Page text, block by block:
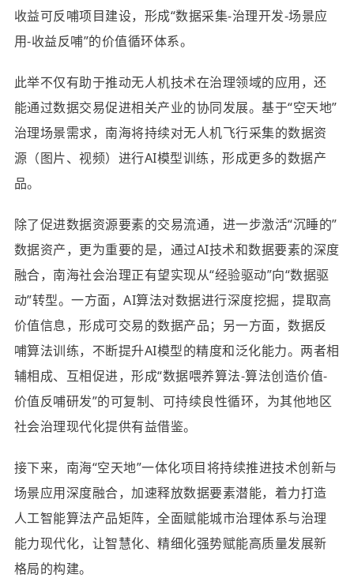
收益可反哺项目建设，形成“数据采集-治理开发-场景应
用-收益反哺”的价值循环体系。
此举不仅有助于推动无人机技术在治理领域的应用，还
能通过数据交易促进相关产业的协同发展。基于“空天地”
治理场景需求，南海将持续对无人机飞行采集的数据资
源（图片、视频）进行AI模型训练，形成更多的数据产
品。
除了促进数据资源要素的交易流通，进一步激活“沉睡的”
数据资产，更为重要的是，通过AI技术和数据要素的深度
融合，南海社会治理正有望实现从“经验驱动”向“数据驱
动”转型。一方面，AI算法对数据进行深度挖掘，提取高
价值信息，形成可交易的数据产品；另一方面，数据反
哺算法训练，不断提升AI模型的精度和泛化能力。两者相
辅相成、互相促进，形成“数据喂养算法-算法创造价值-
价值反哺研发”的可复制、可持续良性循环，为其他地区
社会治理现代化提供有益借鉴。
接下来，南海“空天地”一体化项目将持续推进技术创新与
场景应用深度融合，加速释放数据要素潜能，着力打造
人工智能算法产品矩阵，全面赋能城市治理体系与治理
能力现代化，让智慧化、精细化强势赋能高质量发展新
格局的构建。